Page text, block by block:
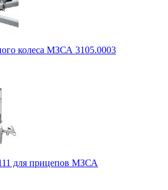
колеса МЗСА 3105.0003
для прицепов МЗСА